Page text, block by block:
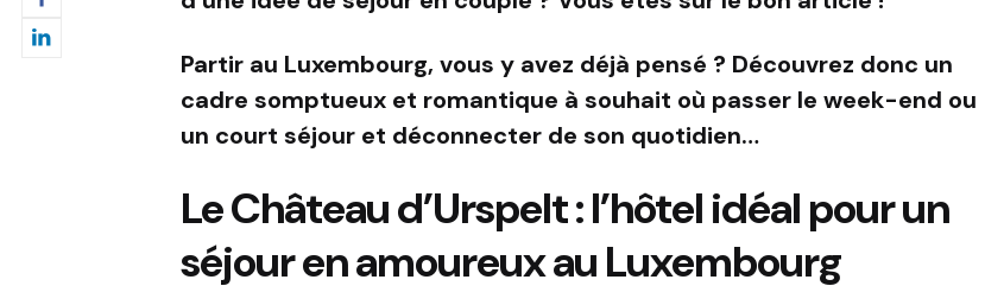
Partir au Luxembourg, vous y avez déjà pensé ? Découvrez donc un
cadre somptueux et romantique à souhait où passer le week-end ou
un court séjour et déconnecter de son quotidien…
Le Château d’Urspelt : l’hôtel idéal pour un
séjour en amoureux au Luxembourg